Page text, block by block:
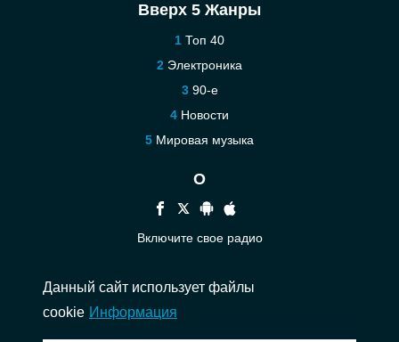
Вверх 5 Жанры
Топ 40
Электроника
90-е
Новости
Мировая музыка
О
Включите свое радио
Связаться
Данный сайт использует файлы
cookie Информация